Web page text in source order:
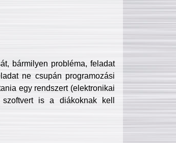
bármilyen probléma, feladat
ne csupán programozási
egy rendszert (elektronikai
is a diákoknak kell